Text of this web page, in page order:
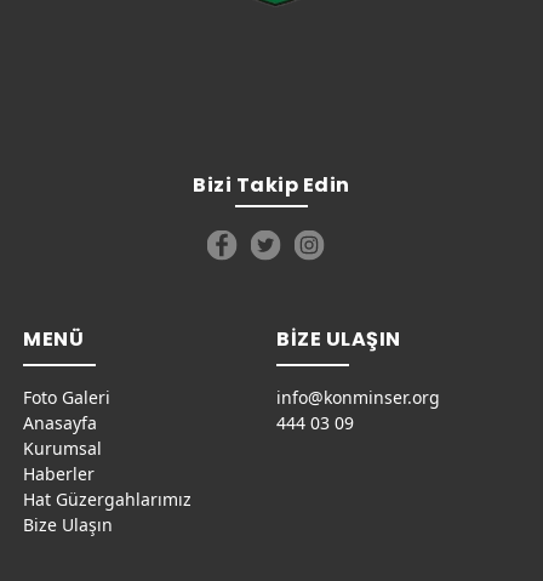
Bizi Takip Edin
MENÜ
Foto Galeri
Anasayfa
Kurumsal
Haberler
Hat Güzergahlarımız
Bize Ulaşın
BİZE ULAŞIN
info@konminser.org
444 03 09